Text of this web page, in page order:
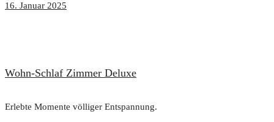
16. Januar 2025
Wohn-Schlaf Zimmer Deluxe
Erlebte Momente völliger Entspannung.